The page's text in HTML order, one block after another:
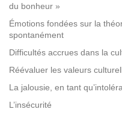
du bonheur »
Émotions fondées sur la
spontanément
Difficultés accrues dans la
Réévaluer les valeurs
La jalousie, en tant
L’insécurité